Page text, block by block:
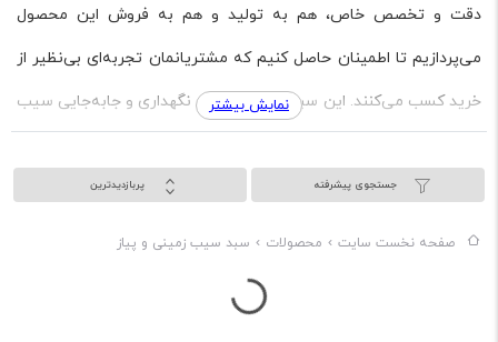
دقت و تخصص خاص، هم به تولید و هم به فروش این محصول
می‌پردازیم تا اطمینان حاصل کنیم که مشتریانمان تجربه‌ای بی‌نظیر از
خرید کسب می‌کنند. این سبدها نه تنها برای نگهداری و جابه‌جایی سیب
باعث می‌شود که در هر آشپزخانه‌ای به عنوان یک وسیله کاربردی و
دکوراتیو مورد استفاده قرار گیرند. بنابراین با خرید سبد سیب زمینی و
پیاز از رزآلین، نه تنها یک وسیله برای نگهداری سیب‌زمینی و پیاز
دارید، بلکه به دلیل زیبایی آن، یک محصول دکوراتیو که چندین کشو
نمایش بیشتر
جستجوی پیشرفته پربازدیدترین
صفحه نخست سایت محصولات سبد سیب زمینی و پیاز
در حال بارگذاری...